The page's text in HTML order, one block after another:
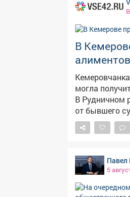
В
алиментов
могла
В Рудничном
от бывшего
долгое время
областная прокуратура. – Должностными
задолженности, – сказали
руководителю
Павел
5